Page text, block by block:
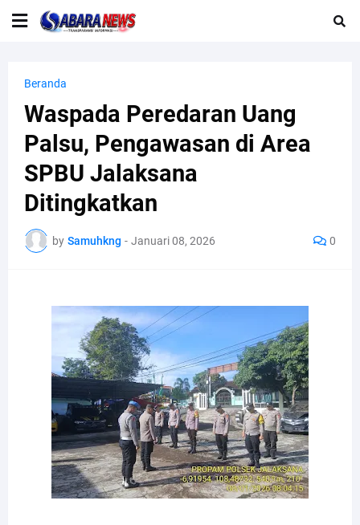
Beranda
Waspada Peredaran Uang
Palsu, Pengawasan di Area
SPBU Jalaksana
Ditingkatkan
by Samuhkng - Januari 08, 2026 0